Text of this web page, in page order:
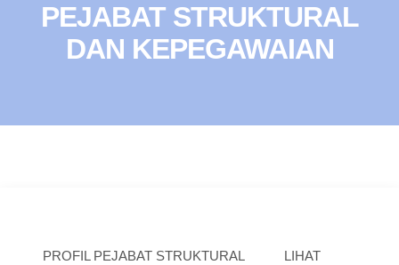
PEJABAT STRUKTURAL
DAN KEPEGAWAIAN
PROFIL PEJABAT STRUKTURAL LIHAT